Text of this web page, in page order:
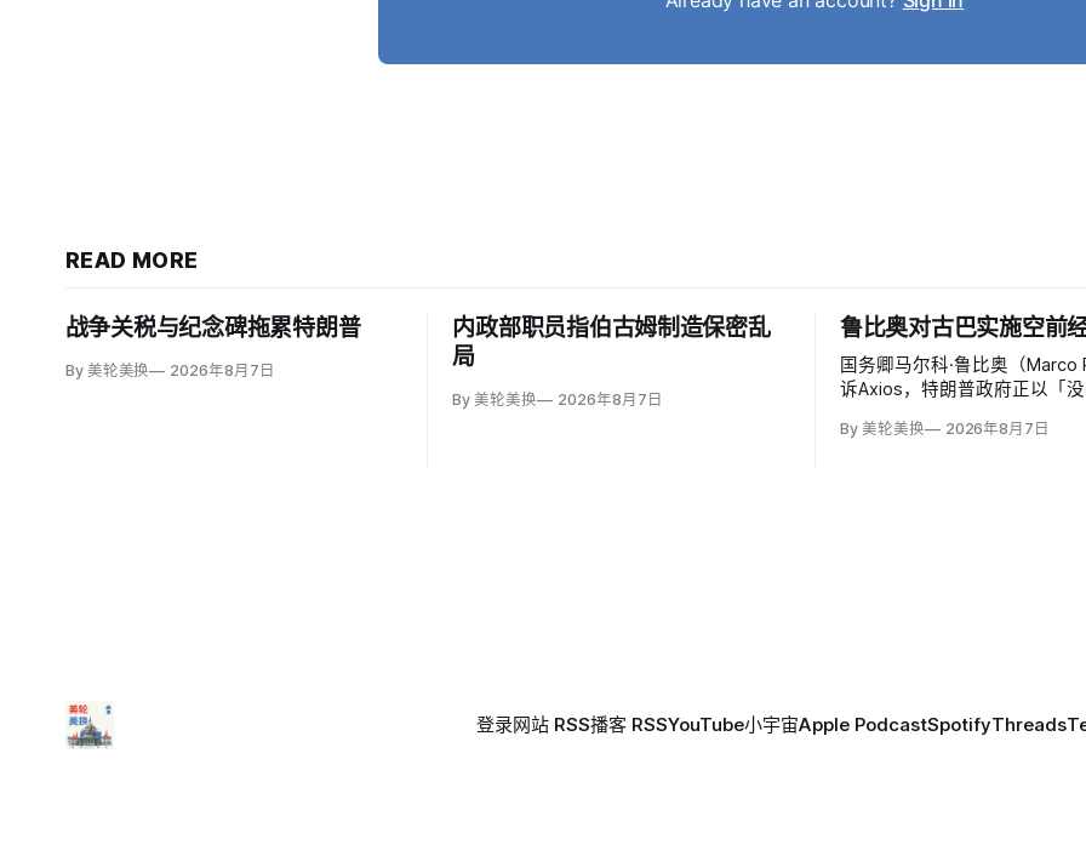
READ MORE
战争关税与纪念碑拖累特朗普
By 美轮美换 2026年8月7日
内政部职员指伯古姆制造保密乱
局
By 美轮美换 2026年8月7日
鲁比奥对古巴实施空前
国务卿马尔科·鲁比奥（Marco
诉Axios，特朗普政府正以「
来已采取约24项行动，制裁
By 美轮美换 2026年8月7日
登录网站 RSS播客 RSSYouTube小宇宙Apple PodcastSpotifyThreads